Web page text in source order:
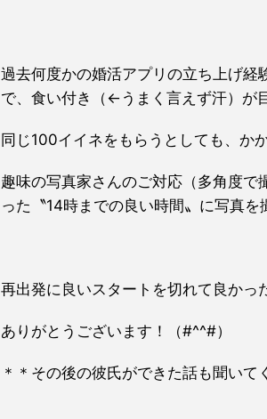
過去何度かの婚活アプリの立ち上げ経
で、食い付き（←うまく言えず汗）が
同じ100イイネをもらうとしても、か
趣味の写真家さんのご対応（多角度で
った〝14時までの良い時間〟に写真を
再出発に良いスタートを切れて良かっ
ありがとうございます！（#^^#）
＊＊その後の彼氏ができた話も聞いて